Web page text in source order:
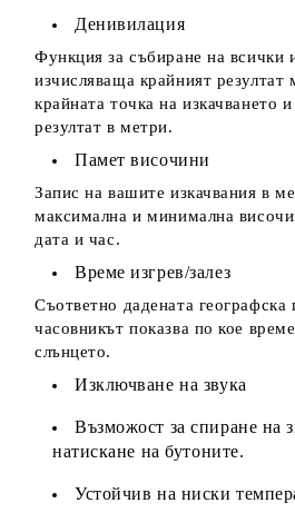
Денивилация
Функция за събиране на всички
изчисляваща крайният резултат
крайната точка на изкачването
резултат в метри.
Памет височини
Запис на вашите изкачвания в
максимална и минимална
дата и час.
Време изгрев/залез
Съответно дадената
часовникът показва по кое
слънцето.
Изключване на звука
Възможост за спиране на
натискане на бутоните.
Устойчив на ниски